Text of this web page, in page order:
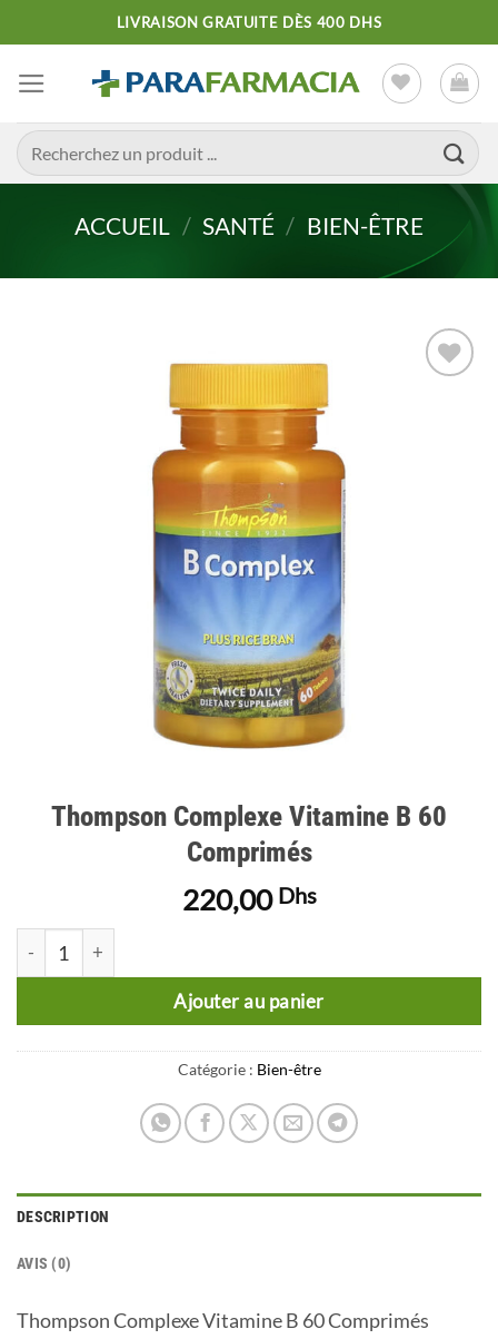
au
contenu
LIVRAISON GRATUITE DÈS 400 DHS
Recherche
pour :
ACCUEIL / SANTÉ / BIEN-ÊTRE
Thompson Complexe Vitamine B 60
Comprimés
220,00 Dhs
quantité de Thompson Complexe Vitamine B 60 Comprimés
Ajouter au panier
Catégorie : Bien-être
DESCRIPTION
AVIS (0)
Thompson Complexe Vitamine B 60 Comprimés